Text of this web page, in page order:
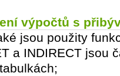
výpočtů s
jsou použity
a INDIRECT jsou